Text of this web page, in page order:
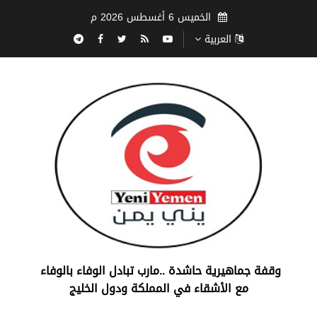
الخميس 6 أغسطس 2026 م
العربية
‏وقفة جماهيرية حاشدة ..مارب ‏تبادل الوفاء بالوفاء ‏
مع الأشقاء في المملكة ودول الخليج